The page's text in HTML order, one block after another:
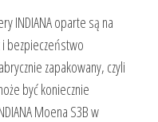
INDIANA oparte są na
bezpieczeństwo
zapakowany, czyli
być koniecznie
Moena S3B w